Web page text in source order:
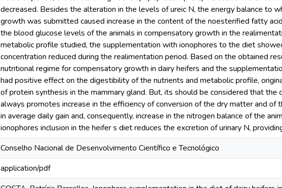
decreased. Besides the alteration in the levels of ureic N, the energy balance to
growth was submitted caused increase in the content of the noesterified fatty
the blood glucose levels of the animals in compensatory growth in the
metabolic profile studied, the supplementation with ionophores to the diet
concentration reduced during the realimentation period. Based on the obtained
nutritional regime for compensatory growth in dairy heifers and the
had positive effect on the digestibility of the nutrients and metabolic profile,
of protein synthesis in the mammary gland. But, its should be considered that
always promotes increase in the efficiency of conversion of the dry matter and of
in average daily gain and, consequently, increase in the nitrogen balance of the
ionophores inclusion in the heifer s diet reduces the excretion of urinary N,
Conselho Nacional de Desenvolvimento Científico e Tecnológico
application/pdf